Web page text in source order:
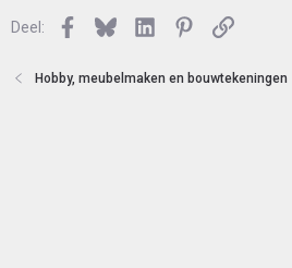
Deel: Facebook
BlueskyLinkedInPinterest
Link
Hobby, meubelmaken en bouwtekeningen